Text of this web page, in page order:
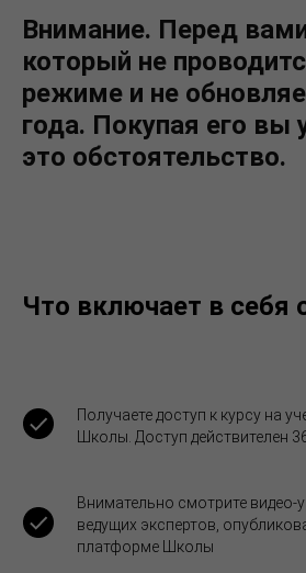
Внимание. Перед
который не
режиме и не
года. Покупая его вы
это обстоятельство.
Что включает в себя
Получаете доступ к курсу на
Школы. Доступ действителен
Внимательно смотрите видео-
ведущих экспертов,
платформе Школы